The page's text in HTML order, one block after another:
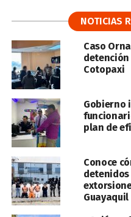
NOTICIAS
Caso
detención
Cotopaxi
Gobierno
plan de
Conoce
Guayaquil